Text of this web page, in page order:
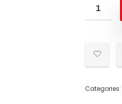
Categories: